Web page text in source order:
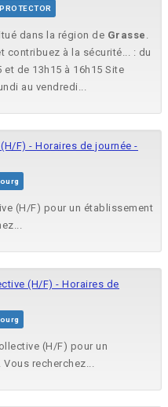
dans la région de Grasse .
contribuez à la sécurité... : du
et de 13h15 à 16h15 Site
au vendredi...
F) - Horaires de journée -
(H/F) pour un établissement
(H/F) - Horaires de
(H/F) pour un
Vous recherchez...